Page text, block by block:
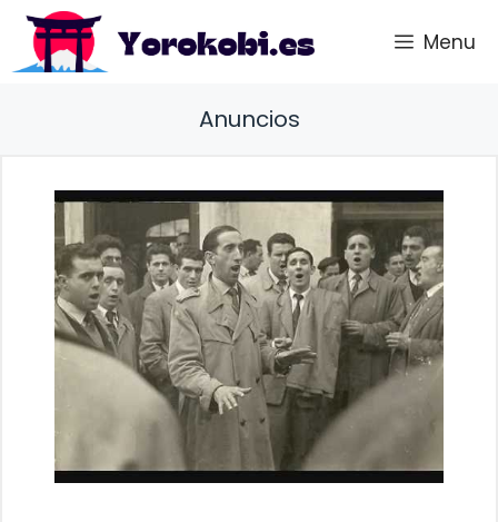
Saltar
contenido
Menu
Anuncios